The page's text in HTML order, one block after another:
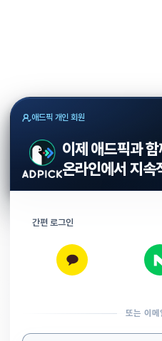
애드픽 개인 회원
이제 애드픽과 함
온라인에서 지속
간편 로그인
또는 이메